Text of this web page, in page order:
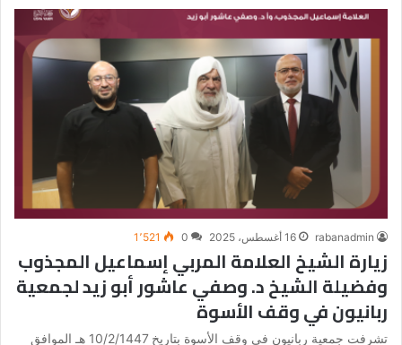
rabanadmin 16 أغسطس، 2025 0 1٬521
زيارة الشيخ العلامة المربي إسماعيل المجذوب
وفضيلة الشيخ د. وصفي عاشور أبو زيد لجمعية
ربانيون في وقف الأسوة
تشرفت جمعية ربانيون في وقف الأسوة بتاريخ 10/2/1447 هـ الموافق